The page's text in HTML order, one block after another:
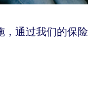
，通过我们的保险